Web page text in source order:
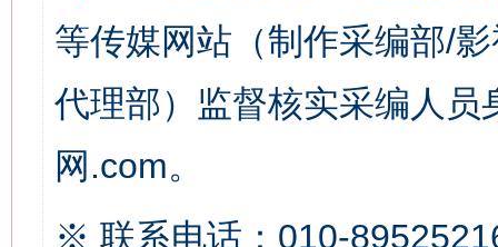
等传媒网站（制作采编部/
代理部）监督核实采编人员
网.com。
※ 联系电话：010-
这是一记警钟！